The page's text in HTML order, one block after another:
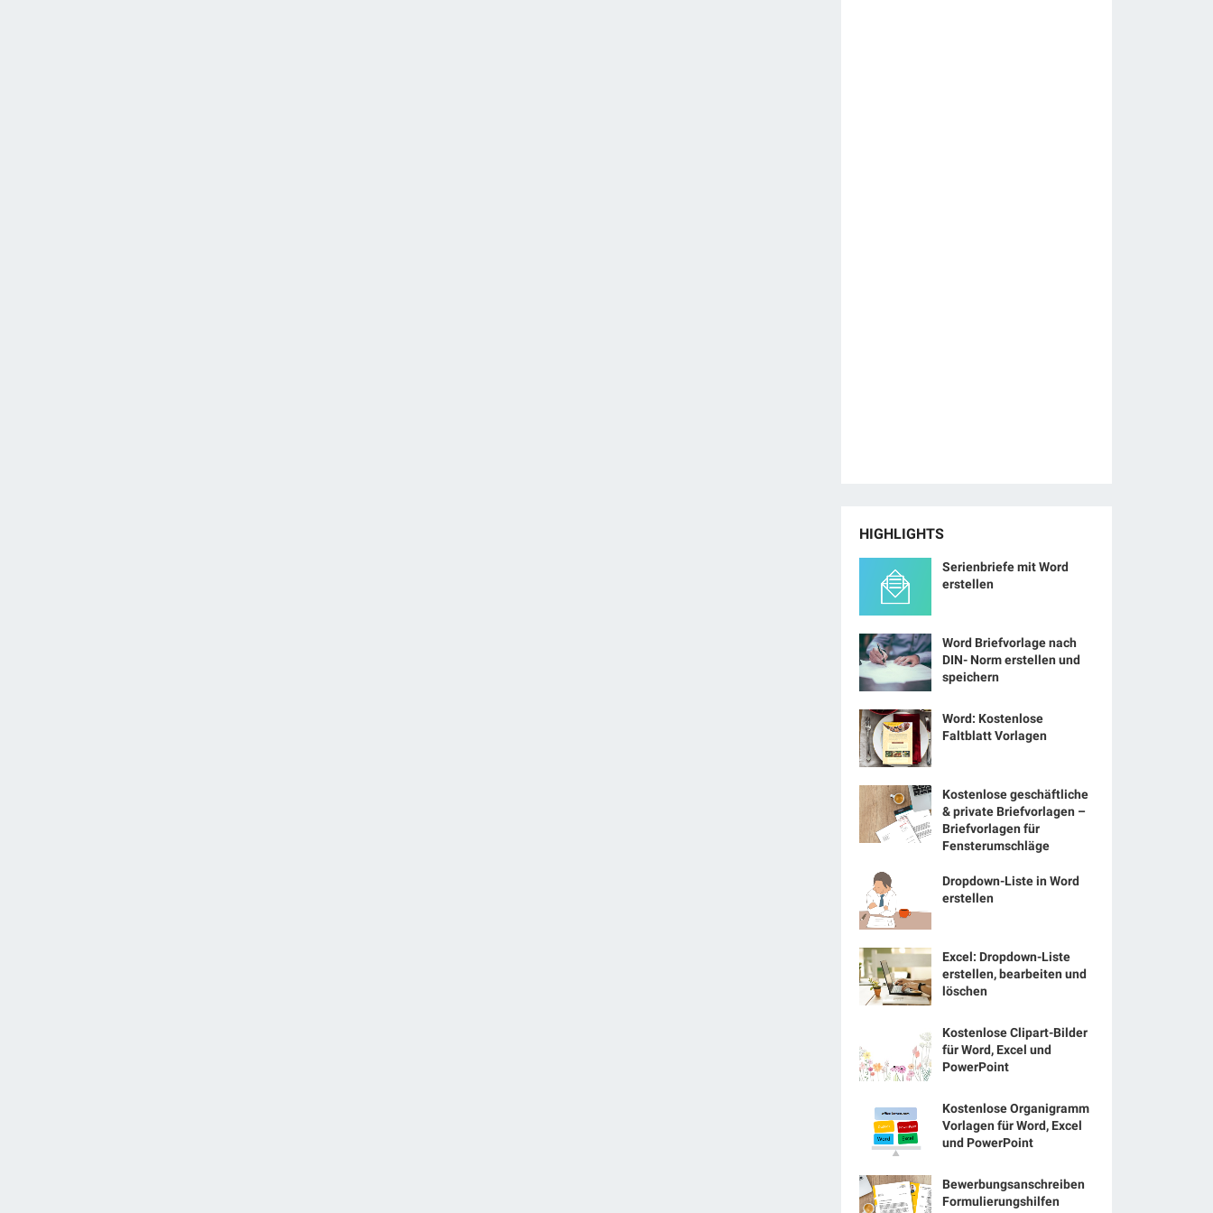
HIGHLIGHTS
Serienbriefe mit Word
erstellen
Word Briefvorlage nach
DIN- Norm erstellen und
speichern
Word: Kostenlose
Faltblatt Vorlagen
Kostenlose geschäftliche
& private Briefvorlagen –
Briefvorlagen für
Fensterumschläge
Dropdown-Liste in Word
erstellen
Excel: Dropdown-Liste
erstellen, bearbeiten und
löschen
Kostenlose Clipart-Bilder
für Word, Excel und
PowerPoint
Kostenlose Organigramm
Vorlagen für Word, Excel
und PowerPoint
Bewerbungsanschreiben
Formulierungshilfen